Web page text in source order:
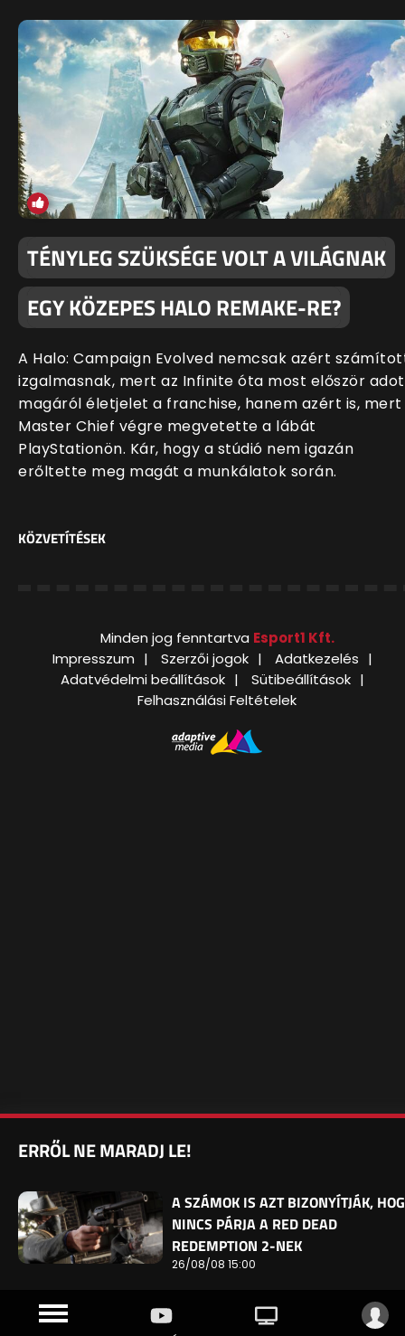
TÉNYLEG SZÜKSÉGE VOLT A VILÁGNAK
EGY KÖZEPES HALO REMAKE-RE?
A Halo: Campaign Evolved nemcsak azért
izgalmasnak, mert az Infinite óta most először
magáról életjelet a franchise, hanem azért is, mert
Master Chief végre megvetette a lábát
PlayStationön. Kár, hogy a stúdió nem igazán
erőltette meg magát a munkálatok során.
KÖZVETÍTÉSEK
Minden jog fenntartva Esport1 Kft.
Impresszum
Szerzői jogok
Adatkezelés
Adatvédelmi beállítások
Sütibeállítások
Felhasználási Feltételek
ERRŐL NE MARADJ LE!
A SZÁMOK IS AZT BIZONYÍTJÁK,
NINCS PÁRJA A RED DEAD
REDEMPTION 2-NEK
26/08/08 15:00